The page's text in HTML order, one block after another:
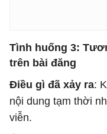
Tình huống 3:
trên bài đăng
Điều gì đã xảy ra:
nội dung tạm thời
viễn.